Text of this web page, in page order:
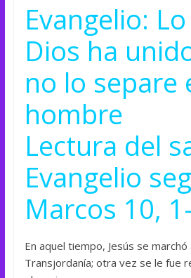
Evangelio:
Dios ha
no lo separe
hombre
Lectura del
Evangelio
Marcos 10,
En aquel tiempo, Jesús se marchó
Transjordanía; otra vez se le fue